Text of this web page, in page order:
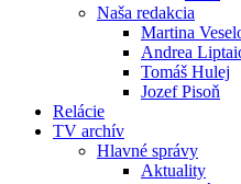
Naša redakcia
Martina
Andrea
Tomáš Hulej
Jozef Pisoň
Relácie
TV archív
Hlavné správy
Aktuality